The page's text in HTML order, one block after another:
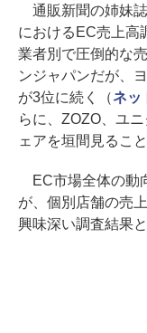
通販新聞の姉妹
におけるEC売上高
業者別で圧倒的な
ンジャパンだが、
が3位に続く（ネッ
らに、ZOZO、ユ
ェアを垣間見るこ
EC市場全体の動
が、個別店舗の売
興味深い調査結果